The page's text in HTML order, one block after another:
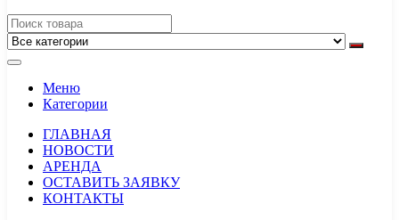
Меню
Категории
ГЛАВНАЯ
НОВОСТИ
АРЕНДА
ОСТАВИТЬ ЗАЯВКУ
КОНТАКТЫ